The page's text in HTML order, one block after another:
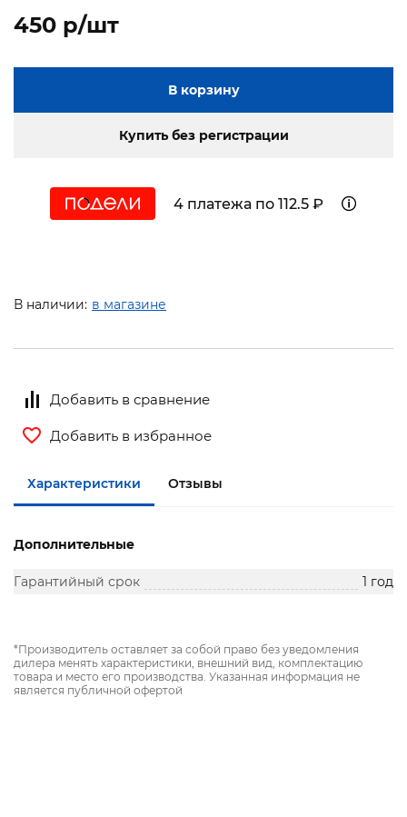
450 p/шт
В корзину
Купить без регистрации
4 платежа по 112.5 ₽
В наличии: в магазине
Добавить в сравнение
Добавить в избранное
Характеристики Отзывы
Дополнительные
Гарантийный срок 1 год
*Производитель оставляет за собой право без уведомления
дилера менять характеристики, внешний вид, комплектацию
товара и место его производства. Указанная информация не
является публичной офертой